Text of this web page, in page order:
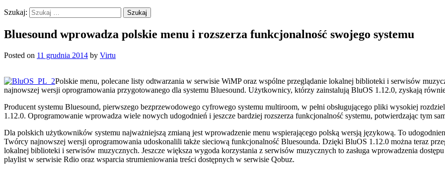
Szukaj:
Bluesound wprowadza polskie menu i rozszerza funkcjonalność swojego systemu
Posted on 11 grudnia 2014 by Virtu
Polskie menu, polecane listy odtwarzania w serwisie WiMP oraz wspólne przeglądanie lokalnej biblioteki i serwisów
najnowszej wersji oprogramowania przygotowanego dla systemu Bluesound. Użytkownicy, którzy zainstalują BluOS 1.12.0, zyskają
Producent systemu Bluesound, pierwszego bezprzewodowego cyfrowego systemu multiroom, w pełni obsługującego pliki wysokiej
1.12.0. Oprogramowanie wprowadza wiele nowych udogodnień i jeszcze bardziej rozszerza funkcjonalność systemu, potwierdzając tym
Dla polskich użytkowników systemu najważniejszą zmianą jest wprowadzenie menu wspierającego polską wersją językową. To
Twórcy najnowszej wersji oprogramowania udoskonalili także sieciową funkcjonalność Bluesounda. Dzięki BluOS 1.12.0 można teraz
lokalnej biblioteki i serwisów muzycznych. Jeszcze większa wygoda korzystania z serwisów muzycznych to zasługa wprowadzenia
playlist w serwisie Rdio oraz wsparcia strumieniowania treści dostępnych w serwisie Qobuz.